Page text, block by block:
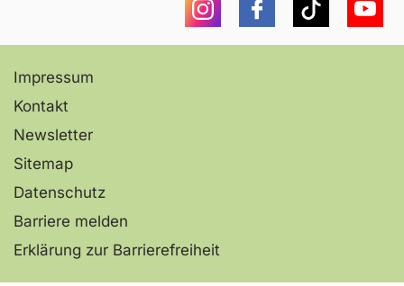
Instagram Facebook Tiktok
Impressum
Kontakt
Newsletter
Sitemap
Datenschutz
Barriere melden
Erklärung zur Barrierefreiheit